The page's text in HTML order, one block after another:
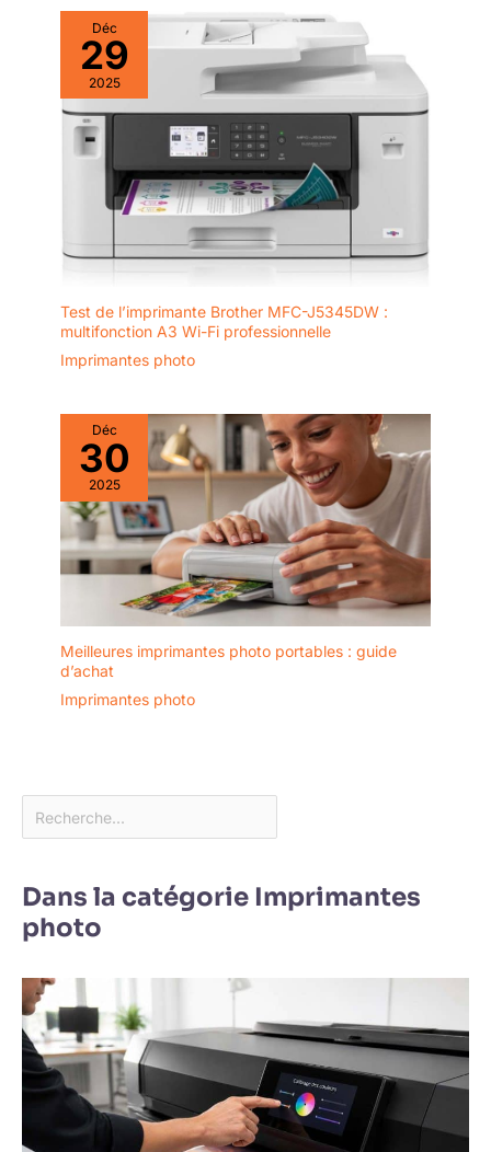
Déc
29
2025
Test de l’imprimante Brother MFC-J5345DW :
multifonction A3 Wi-Fi professionnelle
Imprimantes photo
Déc
30
2025
Meilleures imprimantes photo portables : guide
d’achat
Imprimantes photo
Dans la catégorie Imprimantes
photo